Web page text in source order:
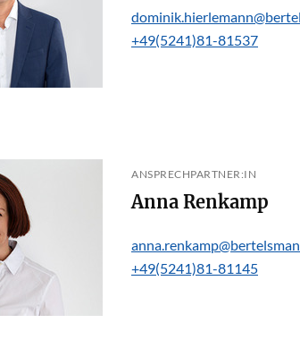
+49(5241)81-81537
ANSPRECHPARTNER:IN
Anna Renkamp
+49(5241)81-81145